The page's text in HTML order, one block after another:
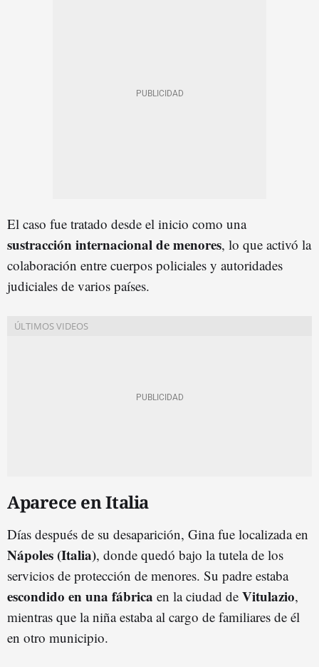
El caso fue tratado desde el inicio como una
sustracción internacional de menores, lo que activó la
colaboración entre cuerpos policiales y autoridades
judiciales de varios países.
Aparece en Italia
Días después de su desaparición, Gina fue localizada en
Nápoles (Italia), donde quedó bajo la tutela de los
servicios de protección de menores. Su padre estaba
escondido en una fábrica en la ciudad de Vitulazio,
mientras que la niña estaba al cargo de familiares de él
en otro municipio.